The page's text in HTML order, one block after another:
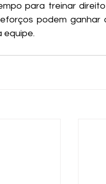
para treinar
podem ganhar
equipe.